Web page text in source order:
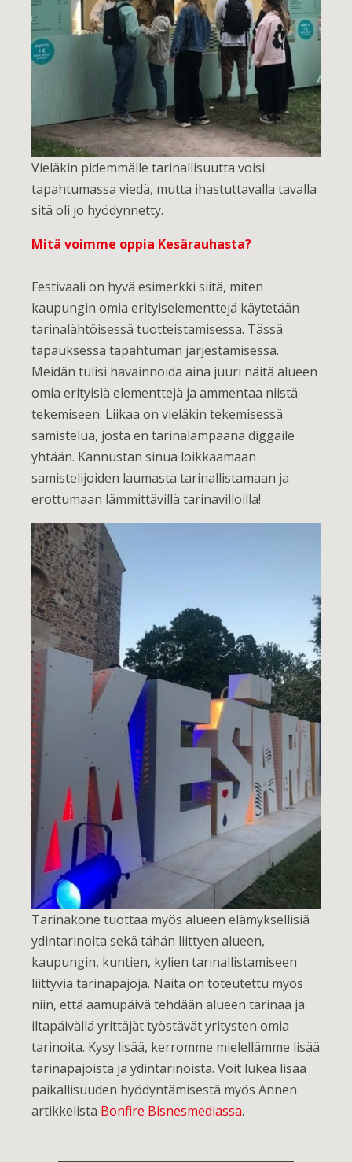
Vieläkin pidemmälle tarinallisuutta voisi
tapahtumassa viedä, mutta ihastuttavalla tavalla
sitä oli jo hyödynnetty.
Mitä voimme oppia Kesärauhasta?
Festivaali on hyvä esimerkki siitä, miten
kaupungin omia erityiselementtejä käytetään
tarinalähtöisessä tuotteistamisessa. Tässä
tapauksessa tapahtuman järjestämisessä.
Meidän tulisi havainnoida aina juuri näitä alueen
omia erityisiä elementtejä ja ammentaa niistä
tekemiseen. Liikaa on vieläkin tekemisessä
samistelua, josta en tarinalampaana diggaile
yhtään. Kannustan sinua loikkaamaan
samistelijoiden laumasta tarinallistamaan ja
erottumaan lämmittävillä tarinavilloilla!
Tarinakone tuottaa myös alueen elämyksellisiä
ydintarinoita sekä tähän liittyen alueen,
kaupungin, kuntien, kylien tarinallistamiseen
liittyviä tarinapajoja. Näitä on toteutettu myös
niin, että aamupäivä tehdään alueen tarinaa ja
iltapäivällä yrittäjät työstävät yritysten omia
tarinoita. Kysy lisää, kerromme mielellämme lisää
tarinapajoista ja ydintarinoista. Voit lukea lisää
paikallisuuden hyödyntämisestä myös Annen
artikkelista Bonfire Bisnesmediassa.